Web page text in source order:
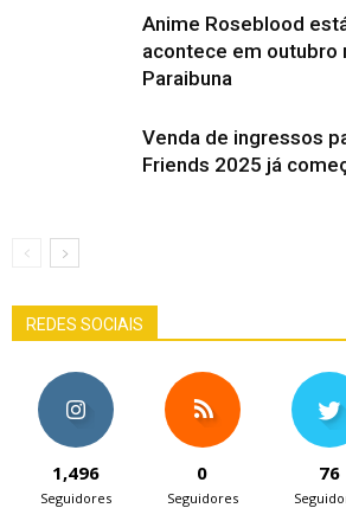
Anime Roseblood
acontece em outubro
Paraibuna
Venda de ingressos
Friends 2025 já
REDES SOCIAIS
1,496
Seguidores
0
Seguidores
76